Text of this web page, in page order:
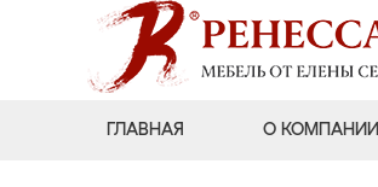
ГЛАВНАЯ О КОМПАНИИ